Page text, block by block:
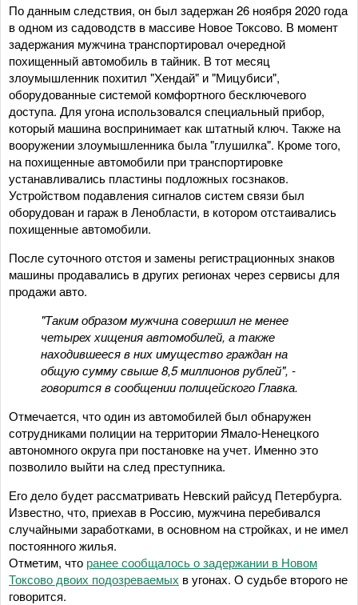
По данным следствия, он был задержан 26 ноября 2020 года
в одном из садоводств в массиве Новое Токсово. В момент
задержания мужчина транспортировал очередной
похищенный автомобиль в тайник. В тот месяц
злоумышленник похитил "Хендай" и "Мицубиси",
оборудованные системой комфортного бесключевого
доступа. Для угона использовался специальный прибор,
который машина воспринимает как штатный ключ. Также на
вооружении злоумышленника была "глушилка". Кроме того,
на похищенные автомобили при транспортировке
устанавливались пластины подложных госзнаков.
Устройством подавления сигналов систем связи был
оборудован и гараж в Ленобласти, в котором отстаивались
похищенные автомобили.
После суточного отстоя и замены регистрационных знаков
машины продавались в других регионах через сервисы для
продажи авто.
"Таким образом мужчина совершил не менее
четырех хищения автомобилей, а также
находившееся в них имущество граждан на
общую сумму свыше 8,5 миллионов рублей", -
говорится в сообщении полицейского Главка.
Отмечается, что один из автомобилей был обнаружен
сотрудниками полиции на территории Ямало-Ненецкого
автономного округа при постановке на учет. Именно это
позволило выйти на след преступника.
Его дело будет рассматривать Невский райсуд Петербурга.
Известно, что, приехав в Россию, мужчина перебивался
случайными заработками, в основном на стройках, и не имел
постоянного жилья.
Отметим, что ранее сообщалось о задержании в Новом
Токсово двоих подозреваемых в угонах. О судьбе второго не
говорится.